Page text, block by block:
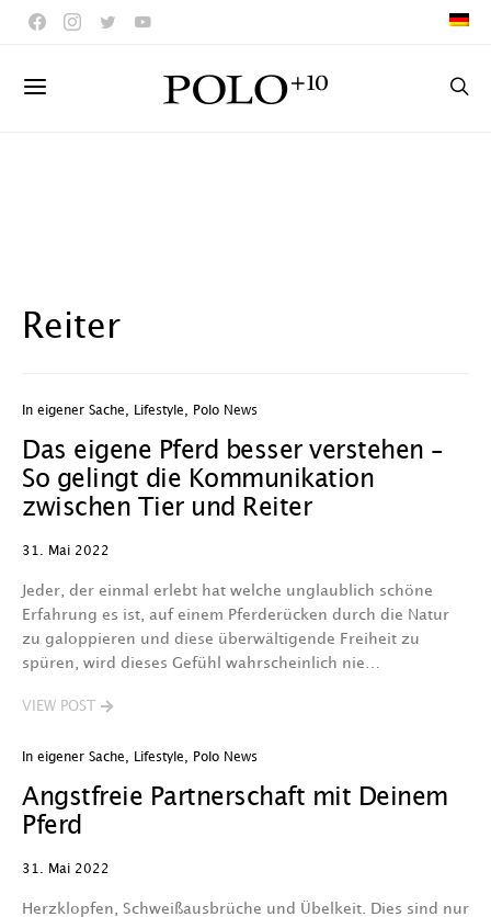
Reiter
In eigener Sache Lifestyle Polo News
Das eigene Pferd besser verstehen –
So gelingt die Kommunikation
zwischen Tier und Reiter
31. Mai 2022
Jeder, der einmal erlebt hat welche unglaublich schöne
Erfahrung es ist, auf einem Pferderücken durch die Natur
zu galoppieren und diese überwältigende Freiheit zu
spüren, wird dieses Gefühl wahrscheinlich nie…
VIEW POST
In eigener Sache Lifestyle Polo News
Angstfreie Partnerschaft mit Deinem
Pferd
31. Mai 2022
Herzklopfen, Schweißausbrüche und Übelkeit. Dies sind nur